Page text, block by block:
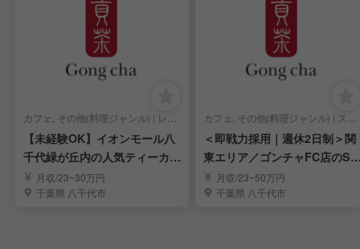
カフェ, その他(料理ジャンル) | レストランサービス・ホールスタッフ
【未経験OK】イオンモール八
千代緑が丘内の人気ティーカフ
ェ「ゴンチャ」
月収/23~30万円
千葉県 八千代市
カフェ, その他(料理ジャンル) | スーパーバイザー
＜即戦力採用｜週休2日制＞関
東エリア／ゴンチャFC店のSV
候補を募集！
月収/23~50万円
千葉県 八千代市